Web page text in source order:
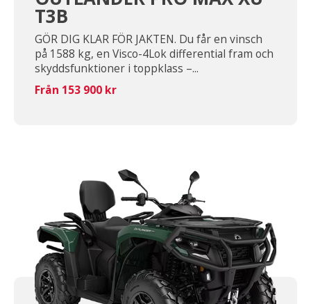
T3B
GÖR DIG KLAR FÖR JAKTEN. Du får en vinsch
på 1588 kg, en Visco-4Lok differential fram och
skyddsfunktioner i toppklass –...
Från 153 900 kr